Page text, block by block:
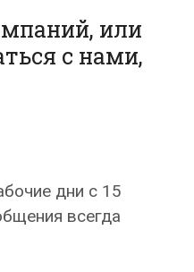
или
с нами,
дни с 15
всегда